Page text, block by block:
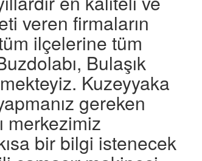
veren firmaların
ilçelerine tüm
Bulaşık
Kuzeyyaka
gereken
merkezimiz
bir bilgi istenecek